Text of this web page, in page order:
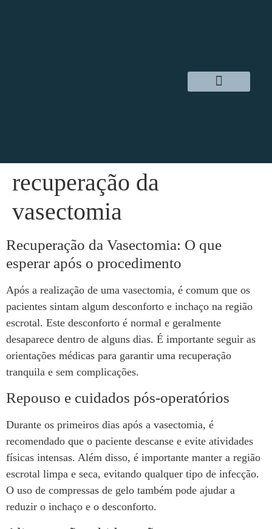
recuperação da
vasectomia
Recuperação da Vasectomia: O que
esperar após o procedimento
Após a realização de uma vasectomia, é comum que os
pacientes sintam algum desconforto e inchaço na região
escrotal. Este desconforto é normal e geralmente
desaparece dentro de alguns dias. É importante seguir as
orientações médicas para garantir uma recuperação
tranquila e sem complicações.
Repouso e cuidados pós-operatórios
Durante os primeiros dias após a vasectomia, é
recomendado que o paciente descanse e evite atividades
físicas intensas. Além disso, é importante manter a região
escrotal limpa e seca, evitando qualquer tipo de infecção.
O uso de compressas de gelo também pode ajudar a
reduzir o inchaço e o desconforto.